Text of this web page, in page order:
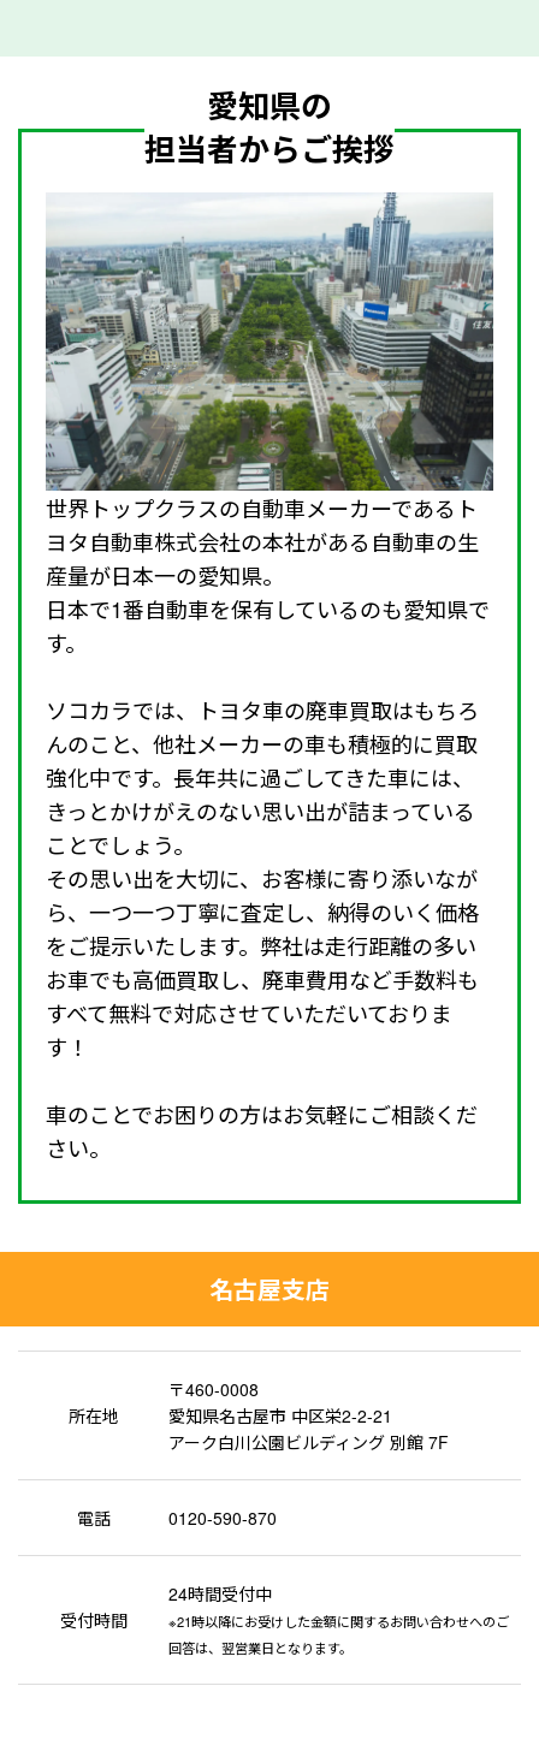
愛知県の
担当者からご挨拶
世界トップクラスの自動車メーカーであるト
ヨタ自動車株式会社の本社がある自動車の生
産量が日本一の愛知県。
日本で1番自動車を保有しているのも愛知県で
す。
ソコカラでは、トヨタ車の廃車買取はもちろ
んのこと、他社メーカーの車も積極的に買取
強化中です。長年共に過ごしてきた車には、
きっとかけがえのない思い出が詰まっている
ことでしょう。
その思い出を大切に、お客様に寄り添いなが
ら、一つ一つ丁寧に査定し、納得のいく価格
をご提示いたします。弊社は走行距離の多い
お車でも高価買取し、廃車費用など手数料も
すべて無料で対応させていただいておりま
す！
車のことでお困りの方はお気軽にご相談くだ
さい。
名古屋支店
所在地
〒460-0008
愛知県名古屋市 中区栄2-2-21
アーク白川公園ビルディング 別館 7F
電話 0120-590-870
受付時間
24時間受付中
※21時以降にお受けした金額に関するお問い合わせへのご
回答は、翌営業日となります。